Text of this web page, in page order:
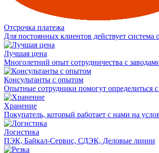
Отсрочка платежа
Для постоянных клиентов действует система
Лучшая цена
Многолетний опыт сотрудничества с
Консультанты с опытом
Опытные сотрудники помогут определиться
Хранение
Покупатель, который работает с нами на
Логистика
ПЭК, Байкал-Сервис, СДЭК, Деловые линии